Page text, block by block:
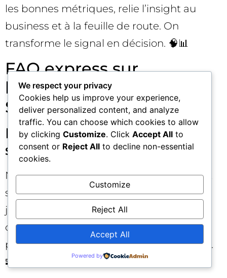
les bonnes métriques, relie l’insight au
business et à la feuille de route. On
transforme le signal en décision. 🧠📊
FAQ express sur
l’automatisation IA en
SEO
L’IA peut-elle remplacer un
spécialiste SEO ?
Non. Elle peut amplifier sa productivité et
sa surface d’exploration, mais pas son
jugement, son éthique, ni son sens du
contexte. L’IA excelle à « prédire le texte »,
pas à porter la responsabilité stratégique.
🧩
We respect your privacy
Cookies help us improve your experience,
deliver personalized content, and analyze
traffic. You can choose which cookies to allow
by clicking Customize. Click Accept All to
consent or Reject All to decline non-essential
cookies.
Customize
Reject All
Accept All
Powered by